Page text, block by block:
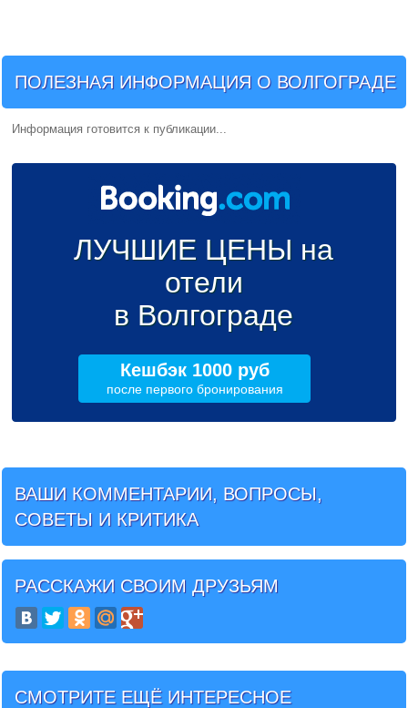
ПОЛЕЗНАЯ ИНФОРМАЦИЯ О ВОЛГОГРАДЕ
Информация готовится к публикации...
ЛУЧШИЕ ЦЕНЫ на
отели
в Волгограде
Кешбэк 1000 руб
после первого бронирования
ВАШИ КОММЕНТАРИИ, ВОПРОСЫ,
СОВЕТЫ И КРИТИКА
РАССКАЖИ СВОИМ ДРУЗЬЯМ
СМОТРИТЕ ЕЩЁ ИНТЕРЕСНОЕ